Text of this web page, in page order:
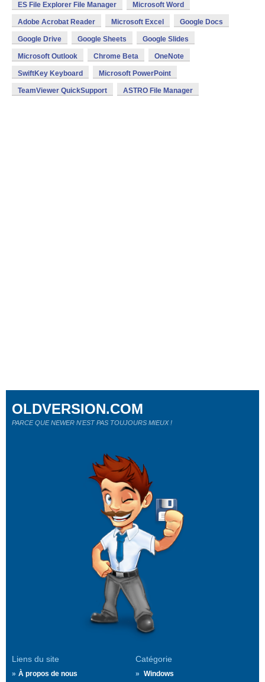
ES File Explorer File Manager Microsoft Word
Adobe Acrobat Reader Microsoft Excel Google Docs
Google Drive Google Sheets Google Slides
Microsoft Outlook Chrome Beta OneNote
SwiftKey Keyboard Microsoft PowerPoint
TeamViewer QuickSupport ASTRO File Manager
Liens du site
À propos de nous
Catégorie
Windows
OLDVERSION.COM
PARCE QUE NEWER N'EST PAS TOUJOURS MIEUX !